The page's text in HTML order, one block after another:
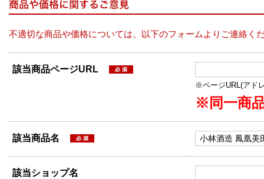
不適切な商品や価格については、以下のフォームよりご連絡く
該当商品ページURL
※ページURL(アド
※同一商
該当商品名
該当ショップ名